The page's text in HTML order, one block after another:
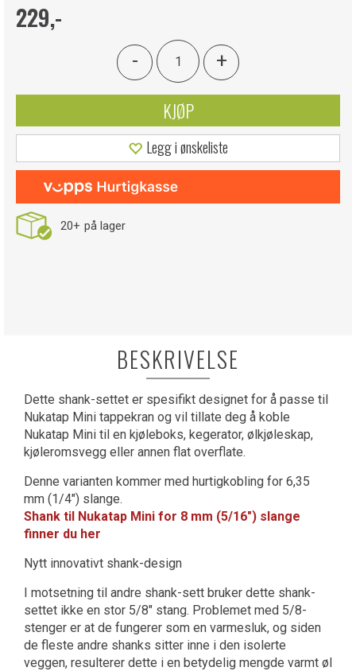
229,-
- +
KJØP
Legg i ønskeliste
20+ på lager
BESKRIVELSE
Dette shank-settet er spesifikt designet for å passe til
Nukatap Mini tappekran og vil tillate deg å koble
Nukatap Mini til en kjøleboks, kegerator, ølkjøleskap,
kjøleromsvegg eller annen flat overflate.
Denne varianten kommer med hurtigkobling for 6,35
mm (1/4") slange.
Shank til Nukatap Mini for 8 mm (5/16") slange
finner du her
Nytt innovativt shank-design
I motsetning til andre shank-sett bruker dette shank-
settet ikke en stor 5/8" stang. Problemet med 5/8-
stenger er at de fungerer som en varmesluk, og siden
de fleste andre shanks sitter inne i den isolerte
veggen, resulterer dette i en betydelig mengde varmt øl